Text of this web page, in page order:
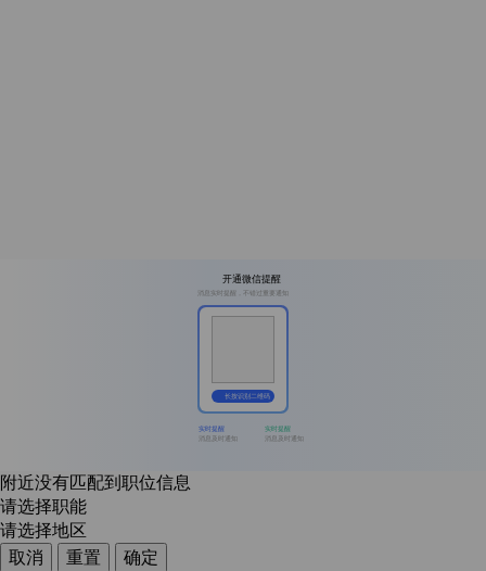
开通微信提醒
消息实时提醒，不错过重要通知
长按识别二维码
实时提醒
消息及时通知
实时提醒
消息及时通知
附近没有匹配到职位信息
请选择职能
请选择地区
取消
重置
确定